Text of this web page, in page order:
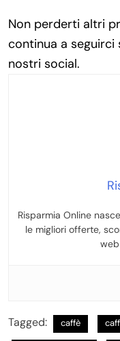
Non perderti altri
continua a seguirci
nostri social.
Risparmia Online
le migliori offerte,
Tagged: caffè